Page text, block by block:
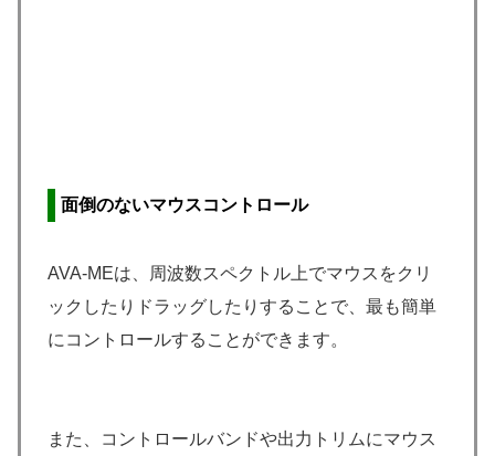
面倒のないマウスコントロール
AVA-MEは、周波数スペクトル上でマウスをクリ
ックしたりドラッグしたりすることで、最も簡単
にコントロールすることができます。
また、コントロールバンドや出力トリムにマウス